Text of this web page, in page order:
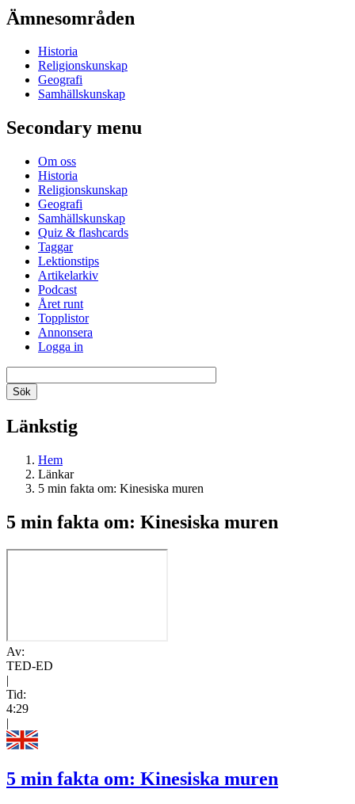
Ämnesområden
Historia
Religionskunskap
Geografi
Samhällskunskap
Secondary menu
Om oss
Historia
Religionskunskap
Geografi
Samhällskunskap
Quiz & flashcards
Taggar
Lektionstips
Artikelarkiv
Podcast
Året runt
Topplistor
Annonsera
Logga in
Länkstig
Hem
Länkar
5 min fakta om: Kinesiska muren
5 min fakta om: Kinesiska muren
Av:
TED-ED
|
Tid:
4:29
|
5 min fakta om: Kinesiska muren